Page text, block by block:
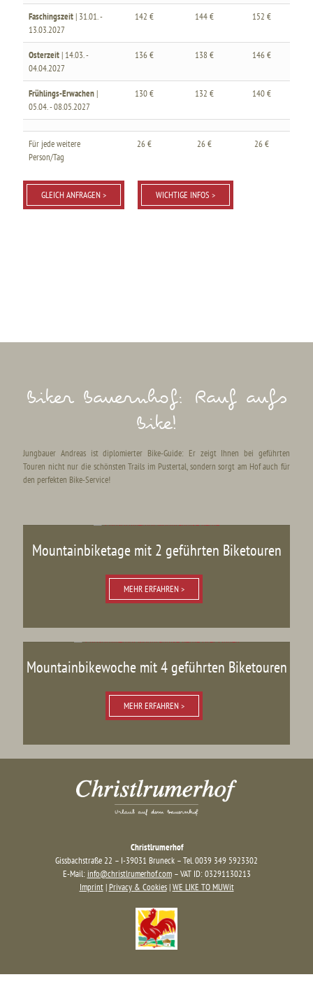
Faschingszeit| 31.01. -
13.03.2027
142 € 144 € 152 €
Osterzeit| 14.03. -
04.04.2027
136 € 138 € 146 €
Frühlings-Erwachen|
05.04. - 08.05.2027
130 € 132 € 140 €
Für jede weitere
Person/Tag
26 € 26 € 26 €
GLEICH ANFRAGEN > WICHTIGE INFOS >
Biker Bauernhof: Rauf aufs
Bike!
Jungbauer Andreas ist diplomierter Bike-Guide: Er zeigt Ihnen bei geführten
Touren nicht nur die schönsten Trails im Pustertal, sondern sorgt am Hof auch für
den perfekten Bike-Service!
Mountainbiketage mit 2 geführten Biketouren
MEHR ERFAHREN >
Mountainbikewoche mit 4 geführten Biketouren
MEHR ERFAHREN >
Christlrumerhof
Gissbachstraße 22 – I-39031 Bruneck – Tel. 0039 349 5923302
E-Mail: info@christlrumerhof.com– VAT ID: 03291130213
Imprint|Privacy & Cookies|WE LIKE TO MUWit